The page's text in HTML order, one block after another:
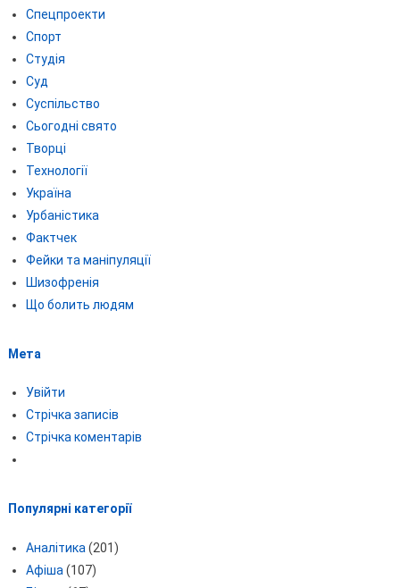
Спецпроекти
Спорт
Студія
Суд
Суспільство
Сьогодні свято
Творці
Технології
Україна
Урбаністика
Фактчек
Фейки та маніпуляції
Шизофренія
Що болить людям
Мета
Увійти
Стрічка записів
Стрічка коментарів
Популярні категорії
Аналітика (201)
Афіша (107)